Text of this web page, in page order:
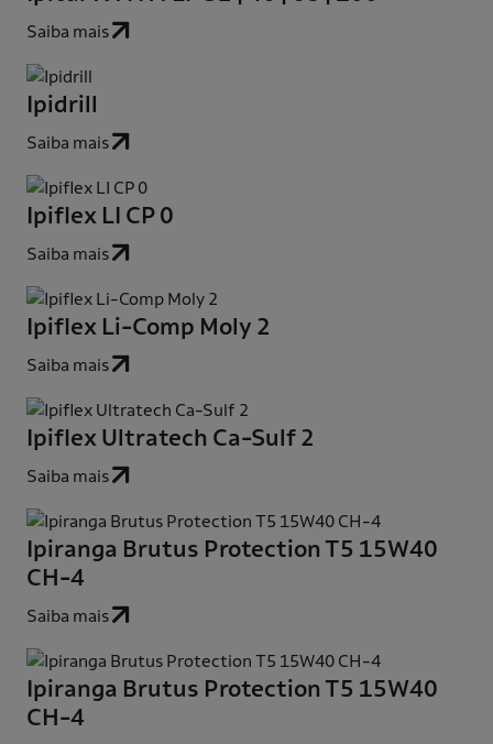
Saiba mais
Ipidrill
Saiba mais
Ipiflex LI CP 0
Saiba mais
Ipiflex Li-Comp Moly 2
Saiba mais
Ipiflex Ultratech Ca-Sulf 2
Saiba mais
Ipiranga Brutus Protection T5 15W40
CH-4
Saiba mais
Ipiranga Brutus Protection T5 15W40
CH-4